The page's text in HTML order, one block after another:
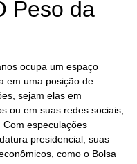
Peso da
ocupa um espaço
em uma posição de
sejam elas em
ou em suas redes sociais,
especulações
presidencial, suas
como o Bolsa